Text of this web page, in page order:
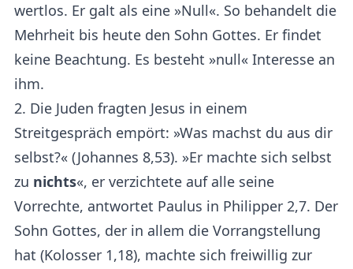
wertlos. Er galt als eine »Null«. So behandelt die
Mehrheit bis heute den Sohn Gottes. Er findet
keine Beachtung. Es besteht »null« Interesse an
ihm.
2. Die Juden fragten Jesus in einem
Streitgespräch empört: »Was machst du aus dir
selbst?« (Johannes 8,53). »Er machte sich selbst
zu nichts«, er verzichtete auf alle seine
Vorrechte, antwortet Paulus in Philipper 2,7. Der
Sohn Gottes, der in allem die Vorrangstellung
hat (Kolosser 1,18), machte sich freiwillig zur